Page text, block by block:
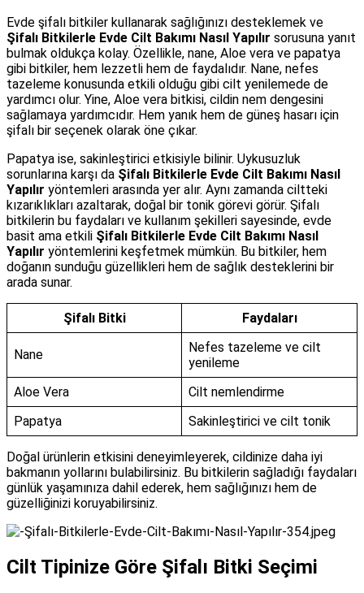
Evde şifalı bitkiler kullanarak sağlığınızı desteklemek ve
Şifalı Bitkilerle Evde Cilt Bakımı Nasıl Yapılır sorusuna yanıt
bulmak oldukça kolay. Özellikle, nane, Aloe vera ve papatya
gibi bitkiler, hem lezzetli hem de faydalıdır. Nane, nefes
tazeleme konusunda etkili olduğu gibi cilt yenilemede de
yardımcı olur. Yine, Aloe vera bitkisi, cildin nem dengesini
sağlamaya yardımcıdır. Hem yanık hem de güneş hasarı için
şifalı bir seçenek olarak öne çıkar.
Papatya ise, sakinleştirici etkisiyle bilinir. Uykusuzluk
sorunlarına karşı da Şifalı Bitkilerle Evde Cilt Bakımı Nasıl
Yapılır yöntemleri arasında yer alır. Aynı zamanda ciltteki
kızarıklıkları azaltarak, doğal bir tonik görevi görür. Şifalı
bitkilerin bu faydaları ve kullanım şekilleri sayesinde, evde
basit ama etkili Şifalı Bitkilerle Evde Cilt Bakımı Nasıl
Yapılır yöntemlerini keşfetmek mümkün. Bu bitkiler, hem
doğanın sunduğu güzellikleri hem de sağlık desteklerini bir
arada sunar.
Şifalı Bitki Faydaları
Nane
Nefes tazeleme ve cilt
yenileme
Aloe Vera
Cilt nemlendirme
Papatya
Sakinleştirici ve cilt tonik
Doğal ürünlerin etkisini deneyimleyerek, cildinize daha iyi
bakmanın yollarını bulabilirsiniz. Bu bitkilerin sağladığı faydaları
günlük yaşamınıza dahil ederek, hem sağlığınızı hem de
güzelliğinizi koruyabilirsiniz.
Cilt Tipinize Göre Şifalı Bitki Seçimi